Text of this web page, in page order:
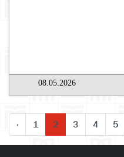
08.05.2026
‹ 1 2 3 4 5